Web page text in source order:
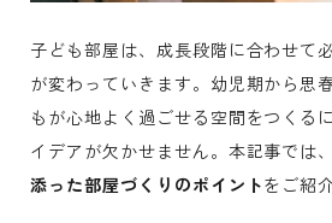
子ども部屋は、成長段階に合わせて
が変わっていきます。幼児期から思
もが心地よく過ごせる空間をつくる
イデアが欠かせません。本記事では、
添った部屋づくりのポイントをご紹